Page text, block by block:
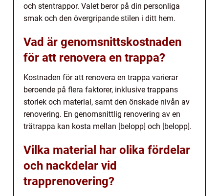
och stentrappor. Valet beror på din personliga
smak och den övergripande stilen i ditt hem.
Vad är genomsnittskostnaden
för att renovera en trappa?
Kostnaden för att renovera en trappa varierar
beroende på flera faktorer, inklusive trappans
storlek och material, samt den önskade nivån av
renovering. En genomsnittlig renovering av en
trätrappa kan kosta mellan [belopp] och [belopp].
Vilka material har olika fördelar
och nackdelar vid
trapprenovering?